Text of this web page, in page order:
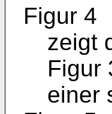
Figur 4
zeigt
Figur
einer